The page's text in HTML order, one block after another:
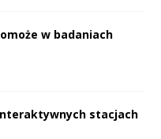
w badaniach
stacjach